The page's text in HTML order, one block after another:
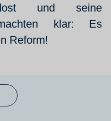
und seine
klar: Es
Reform!